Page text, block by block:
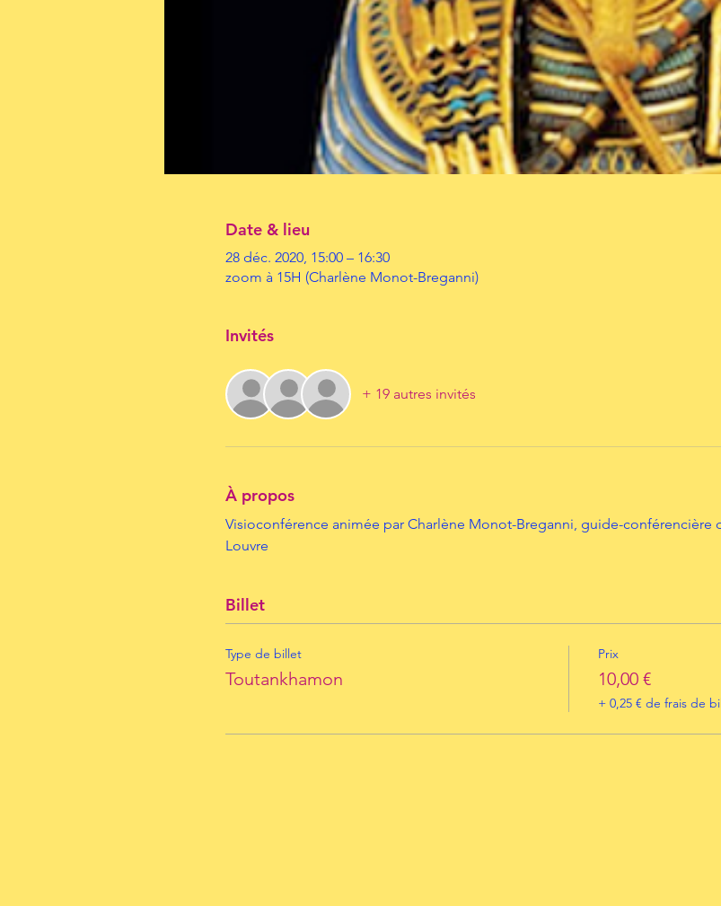
Date & lieu
28 déc. 2020, 15:00 – 16:30
zoom à 15H (Charlène Monot-Breganni)
Invités
+ 19 autres invités
À propos
Visioconférence animée par Charlène Monot-Breganni, guide-conférencière
Louvre
Billet
Type de billet
Toutankhamon
Prix
10,00 €
+ 0,25 € de frais de